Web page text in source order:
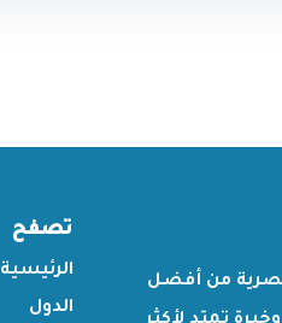
من أفضل
تصفح
الرئيسية
الدول